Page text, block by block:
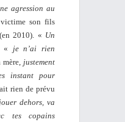
agression au
son fils
2010). « Un
« je n’ai rien
justement
instant pour
rien de prévu
dehors, va
tes copains